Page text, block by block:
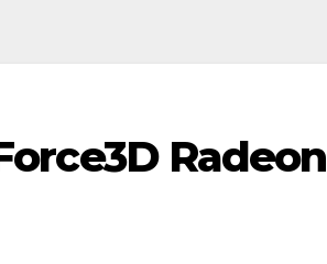
Radeon